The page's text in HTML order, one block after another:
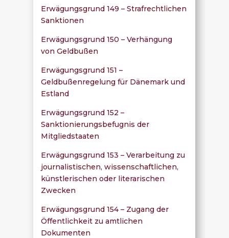
Erwägungsgrund 149 – Strafrechtlichen
Sanktionen
Erwägungsgrund 150 – Verhängung
von Geldbußen
Erwägungsgrund 151 –
Geldbußenregelung für Dänemark und
Estland
Erwägungsgrund 152 –
Sanktionierungsbefugnis der
Mitgliedstaaten
Erwägungsgrund 153 – Verarbeitung zu
journalistischen, wissenschaftlichen,
künstlerischen oder literarischen
Zwecken
Erwägungsgrund 154 – Zugang der
Öffentlichkeit zu amtlichen
Dokumenten